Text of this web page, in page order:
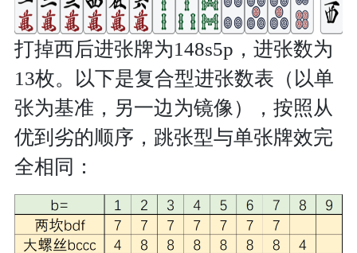
打掉西后进张牌为148s5p，进张数为
13枚。以下是复合型进张数表（以单
张为基准，另一边为镜像），按照从
优到劣的顺序，跳张型与单张牌效完
全相同：